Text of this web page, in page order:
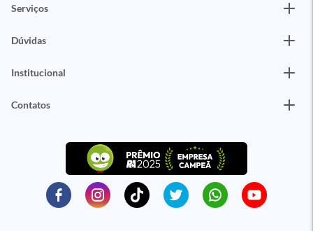
Serviços
Dúvidas
Institucional
Contatos